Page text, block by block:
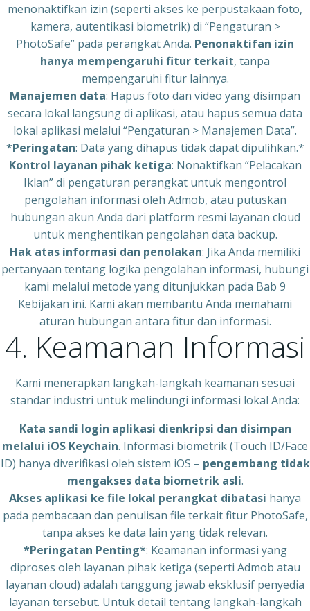
menonaktifkan izin (seperti akses ke perpustakaan foto,
kamera, autentikasi biometrik) di “Pengaturan >
PhotoSafe” pada perangkat Anda. Penonaktifan izin
hanya mempengaruhi fitur terkait, tanpa
mempengaruhi fitur lainnya.
Manajemen data: Hapus foto dan video yang disimpan
secara lokal langsung di aplikasi, atau hapus semua data
lokal aplikasi melalui “Pengaturan > Manajemen Data”.
*Peringatan: Data yang dihapus tidak dapat dipulihkan.*
Kontrol layanan pihak ketiga: Nonaktifkan “Pelacakan
Iklan” di pengaturan perangkat untuk mengontrol
pengolahan informasi oleh Admob, atau putuskan
hubungan akun Anda dari platform resmi layanan cloud
untuk menghentikan pengolahan data backup.
Hak atas informasi dan penolakan: Jika Anda memiliki
pertanyaan tentang logika pengolahan informasi, hubungi
kami melalui metode yang ditunjukkan pada Bab 9
Kebijakan ini. Kami akan membantu Anda memahami
aturan hubungan antara fitur dan informasi.
4. Keamanan Informasi
Kami menerapkan langkah-langkah keamanan sesuai
standar industri untuk melindungi informasi lokal Anda:
Kata sandi login aplikasi dienkripsi dan disimpan
melalui iOS Keychain. Informasi biometrik (Touch ID/Face
ID) hanya diverifikasi oleh sistem iOS – pengembang tidak
mengakses data biometrik asli.
Akses aplikasi ke file lokal perangkat dibatasi hanya
pada pembacaan dan penulisan file terkait fitur PhotoSafe,
tanpa akses ke data lain yang tidak relevan.
*Peringatan Penting*: Keamanan informasi yang
diproses oleh layanan pihak ketiga (seperti Admob atau
layanan cloud) adalah tanggung jawab eksklusif penyedia
layanan tersebut. Untuk detail tentang langkah-langkah